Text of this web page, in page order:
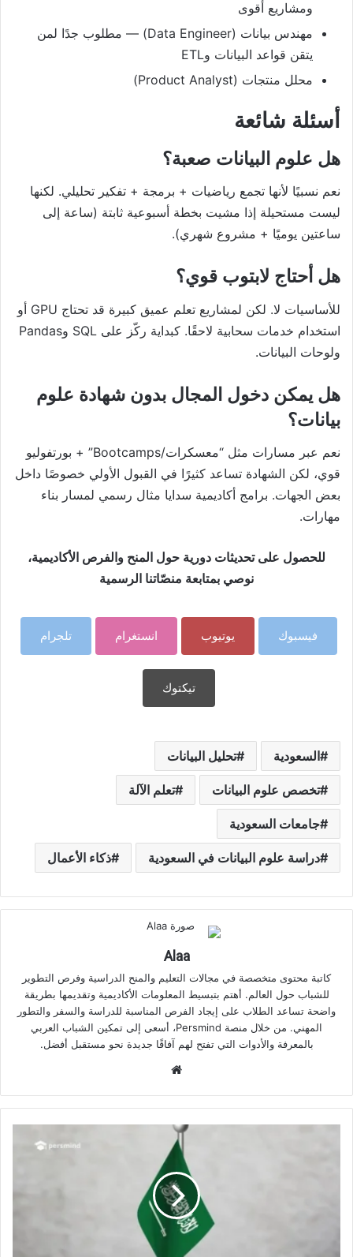
ومشاريع أقوى
مهندس بيانات (Data Engineer) — مطلوب جدًا لمن
يتقن قواعد البيانات وETL
محلل منتجات (Product Analyst)
أسئلة شائعة
هل علوم البيانات صعبة؟
نعم نسبيًا لأنها تجمع رياضيات + برمجة + تفكير تحليلي. لكنها
ليست مستحيلة إذا مشيت بخطة أسبوعية ثابتة (ساعة إلى
ساعتين يوميًا + مشروع شهري).
هل أحتاج لابتوب قوي؟
للأساسيات لا. لكن لمشاريع تعلم عميق كبيرة قد تحتاج GPU أو
استخدام خدمات سحابية لاحقًا. كبداية ركّز على SQL وPandas
ولوحات البيانات.
هل يمكن دخول المجال بدون شهادة علوم
بيانات؟
نعم عبر مسارات مثل “معسكرات/Bootcamps” + بورتفوليو
قوي، لكن الشهادة تساعد كثيرًا في القبول الأولي خصوصًا داخل
بعض الجهات. برامج أكاديمية سدايا مثال رسمي لمسار بناء
مهارات.
للحصول على تحديثات دورية حول المنح والفرص الأكاديمية،
نوصي بمتابعة منصّاتنا الرسمية
فيسبوك يوتيوب انستغرام تلجرام
تيكتوك
السعودية تحليل البيانات
تخصص علوم البيانات تعلم الآلة
جامعات السعودية
دراسة علوم البيانات في السعودية ذكاء الأعمال
Alaa
كاتبة محتوى متخصصة في مجالات التعليم والمنح الدراسية وفرص التطوير
للشباب حول العالم. أهتم بتبسيط المعلومات الأكاديمية وتقديمها بطريقة
واضحة تساعد الطلاب على إيجاد الفرص المناسبة للدراسة والسفر والتطور
المهني. من خلال منصة Persmind، أسعى إلى تمكين الشباب العربي
بالمعرفة والأدوات التي تفتح لهم آفاقًا جديدة نحو مستقبل أفضل.